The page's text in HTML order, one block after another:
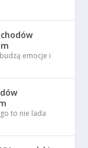
emocje i
to nie lada